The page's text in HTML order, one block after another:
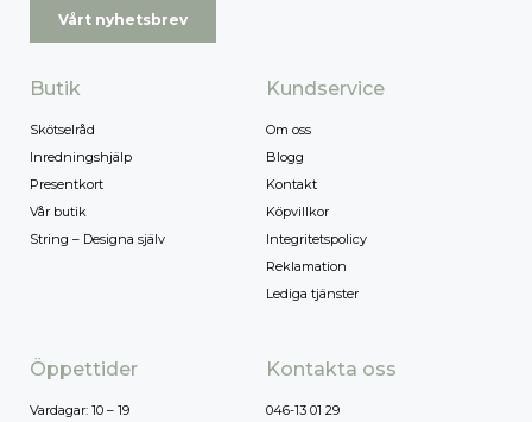
Vårt nyhetsbrev
Butik
Skötselråd
Inredningshjälp
Presentkort
Vår butik
String – Designa själv
Kundservice
Om oss
Blogg
Kontakt
Köpvillkor
Integritetspolicy
Reklamation
Lediga tjänster
Öppettider
Vardagar: 10 – 19
Kontakta oss
046-13 01 29